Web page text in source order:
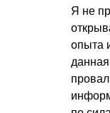
Я не
опыта